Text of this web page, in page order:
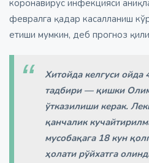
коронавирус инфекцияси
февралга қадар касалланиш
етиши мумкин, деб прогноз
Хитойда келгуси
тадбири — қишки
ўтказилиши керак.
қанчалик
мусобақага 18 кун
ҳолати рўйхатга